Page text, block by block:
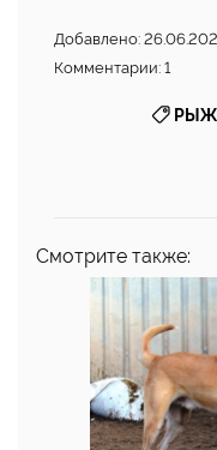
Добавлено:
Комментарии: 1
Смотрите также: